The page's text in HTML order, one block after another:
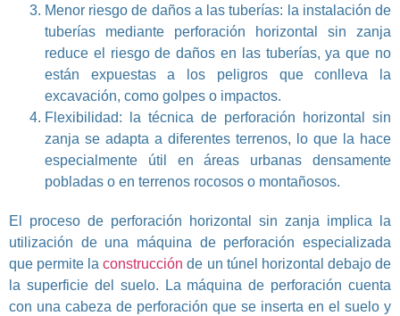
Menor riesgo de daños a las tuberías: la instalación de
tuberías mediante perforación horizontal sin zanja
reduce el riesgo de daños en las tuberías, ya que no
están expuestas a los peligros que conlleva la
excavación, como golpes o impactos.
Flexibilidad: la técnica de perforación horizontal sin
zanja se adapta a diferentes terrenos, lo que la hace
especialmente útil en áreas urbanas densamente
pobladas o en terrenos rocosos o montañosos.
El proceso de perforación horizontal sin zanja implica la
utilización de una máquina de perforación especializada
que permite laconstrucción de un túnel horizontal debajo de
la superficie del suelo. La máquina de perforación cuenta
con una cabeza de perforación que se inserta en el suelo y